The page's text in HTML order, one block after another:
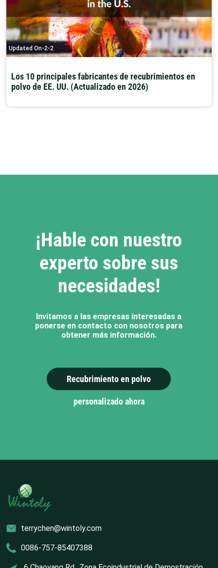
Updated On-2-2
Los 10 principales fabricantes de recubrimientos en
polvo de EE. UU. (Actualizado en 2026)
¡Hable con nuestro
experto sobre sus
necesidades!
Invitamos a las empresas interesadas a
ponerse en contacto con nosotros para
obtener más información.
Recubrimiento en polvo
personalizado ahora
terrychen@wintoly.com
0086-757-85407388